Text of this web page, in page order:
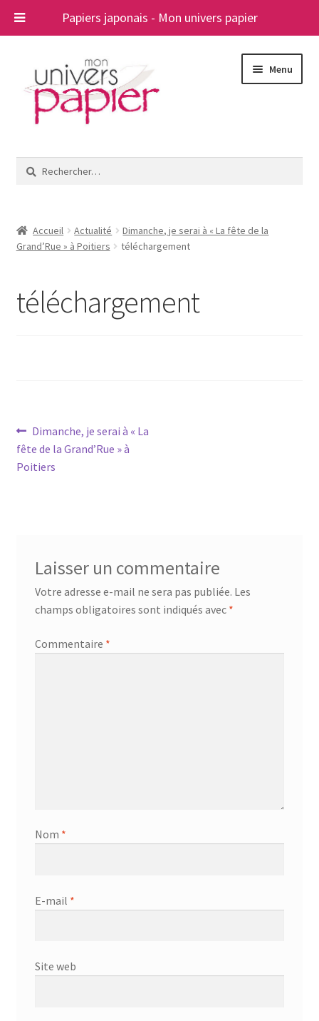
Papiers japonais - Mon univers papier
navigation
contenu
Menu
le
A propos
Rechercher :
Accueil Actualité
Dimanche, je serai à « La fête de la
Grand’Rue » à Poitiers
téléchargement
téléchargement
Navigation
de
Article
précédent :
Dimanche, je serai à « La
fête de la Grand’Rue » à
Poitiers
Laisser un commentaire
Votre adresse e-mail ne sera pas publiée. Les
champs obligatoires sont indiqués avec *
Commentaire *
Nom *
E-mail *
Site web